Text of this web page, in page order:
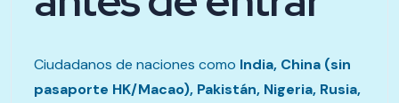
Ciudadanos de naciones como India, China (sin
pasaporte HK/Macao), Pakistán, Nigeria, Rusia,